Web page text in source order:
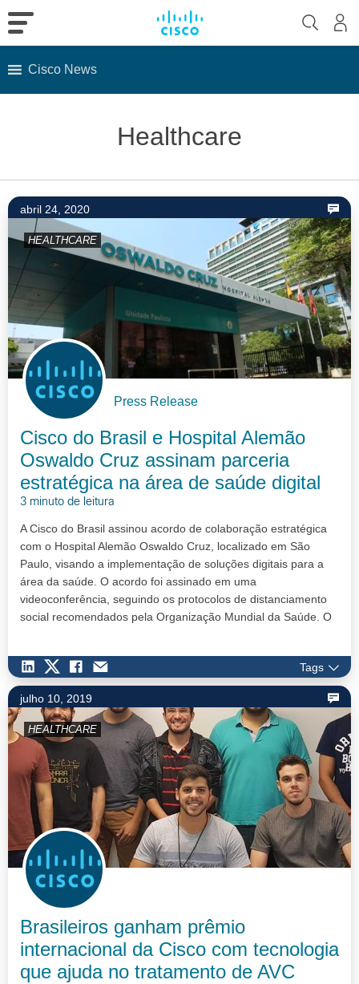
Cisco News
Healthcare
abril 24, 2020
HEALTHCARE
Press Release
Cisco do Brasil e Hospital Alemão
Oswaldo Cruz assinam parceria
estratégica na área de saúde digital
3 minuto de leitura
A Cisco do Brasil assinou acordo de colaboração estratégica
com o Hospital Alemão Oswaldo Cruz, localizado em São
Paulo, visando a implementação de soluções digitais para a
área da saúde. O acordo foi assinado em uma
videoconferência, seguindo os protocolos de distanciamento
social recomendados pela Organização Mundial da Saúde. O
Tags
julho 10, 2019
HEALTHCARE
Brasileiros ganham prêmio
internacional da Cisco com tecnologia
que ajuda no tratamento de AVC